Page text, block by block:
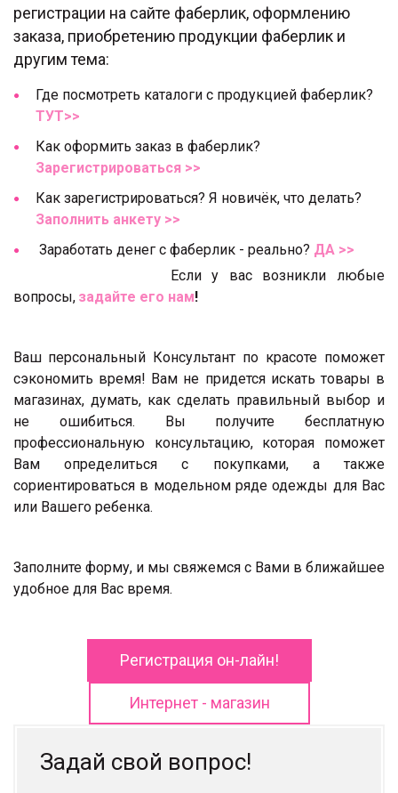
регистрации на сайте фаберлик, оформлению
заказа, приобретению продукции фаберлик и
другим тема:
Где посмотреть каталоги с продукцией фаберлик?
ТУТ>>
Как оформить заказ в фаберлик?
Зарегистрироваться >>
Как зарегистрироваться? Я новичёк, что делать?
Заполнить анкету >>
Заработать денег с фаберлик - реально? ДА >>
Если у вас возникли любые
вопросы, задайте его нам!
Ваш персональный Консультант по красоте поможет
сэкономить время! Вам не придется искать товары в
магазинах, думать, как сделать правильный выбор и
не ошибиться. Вы получите бесплатную
профессиональную консультацию, которая поможет
Вам определиться с покупками, а также
сориентироваться в модельном ряде одежды для Вас
или Вашего ребенка.
Заполните форму, и мы свяжемся с Вами в ближайшее
удобное для Вас время.
Регистрация он-лайн!
Интернет - магазин
Задай свой вопрос!